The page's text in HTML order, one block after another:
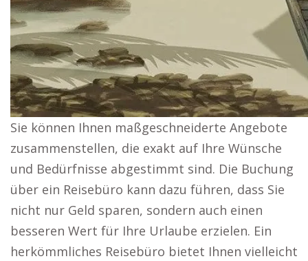
Sie können Ihnen maßgeschneiderte Angebote
zusammenstellen, die exakt auf Ihre Wünsche
und Bedürfnisse abgestimmt sind. Die Buchung
über ein Reisebüro kann dazu führen, dass Sie
nicht nur Geld sparen, sondern auch einen
besseren Wert für Ihre Urlaube erzielen. Ein
herkömmliches Reisebüro bietet Ihnen vielleicht